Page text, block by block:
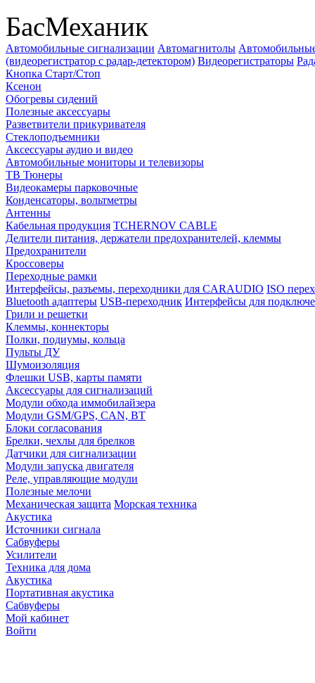
БасМеханик
Автомобильные сигнализации Автомагнитолы
(видеорегистратор с радар-детектором) Видеорегистраторы
Кнопка Старт/Стоп
Ксенон
Обогревы сидений
Полезные аксессуары
Разветвители прикуривателя
Стеклоподъемники
Аксессуары аудио и видео
Автомобильные мониторы и телевизоры
ТВ Тюнеры
Видеокамеры парковочные
Конденсаторы, вольтметры
Антенны
Кабельная продукция TCHERNOV CABLE
Делители питания, держатели предохранителей, клеммы
Предохранители
Кроссоверы
Переходные рамки
Интерфейсы, разъемы, переходники для CARAUDIO ISO
Bluetooth адаптеры USB-переходник Интерфейсы для
Грили и решетки
Клеммы, коннекторы
Полки, подиумы, кольца
Пульты ДУ
Шумоизоляция
Флешки USB, карты памяти
Аксессуары для сигнализаций
Модули обхода иммобилайзера
Модули GSM/GPS, CAN, BT
Блоки согласования
Брелки, чехлы для брелков
Датчики для сигнализации
Модули запуска двигателя
Реле, управляющие модули
Полезные мелочи
Механическая защита Морская техника
Акустика
Источники сигнала
Сабвуферы
Усилители
Техника для дома
Акустика
Портативная акустика
Сабвуферы
Мой кабинет
Войти